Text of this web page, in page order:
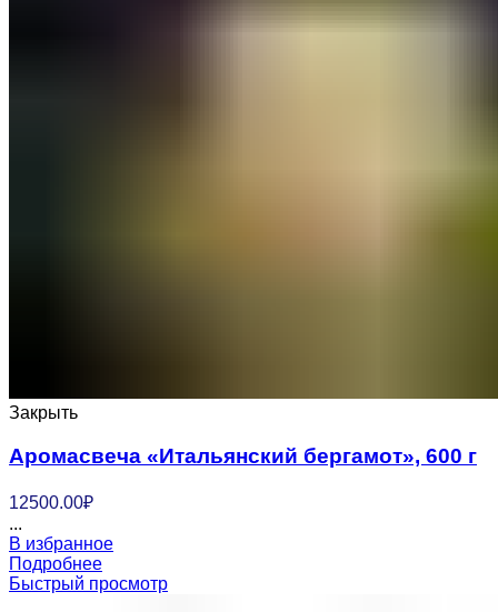
Закрыть
Аромасвеча «Итальянский бергамот», 600 г
12500.00₽
...
В избранное
Подробнее
Быстрый просмотр